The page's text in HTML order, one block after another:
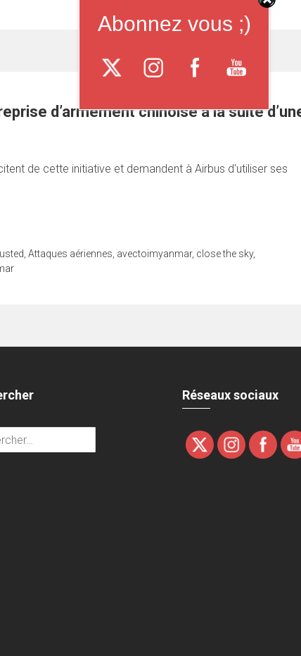
d’armement chinoise à la suite
de cette initiative et demandent à Airbus d'utiliser ses
Attaques aériennes avectoimyanmar, close the sky,
:
Réseaux sociaux
Abonnez vous ;)